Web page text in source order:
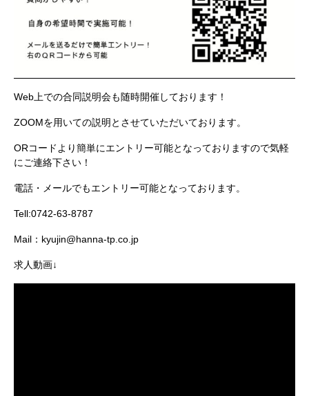
Web上での合同説明会も随時開催しております！
ZOOMを用いての説明とさせていただいております。
ORコードより簡単にエントリー可能となっておりますので気軽
にご連絡下さい！
電話・メールでもエントリー可能となっております。
Tell:0742-63-8787
Mail： kyujin@hanna-tp.co.jp
求人動画↓